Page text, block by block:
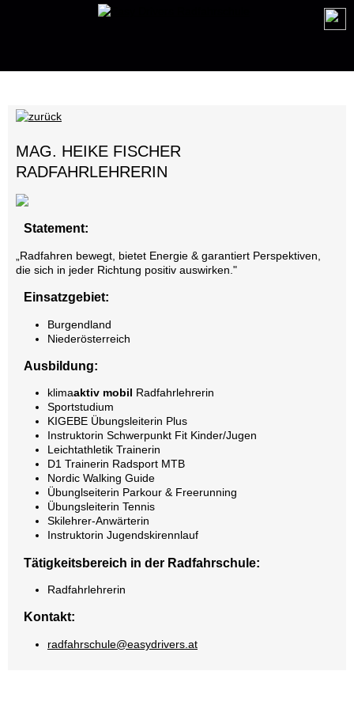
MAG. HEIKE FISCHER
RADFAHRLEHRERIN
Statement:
„Radfahren bewegt, bietet Energie & garantiert Perspektiven,
die sich in jeder Richtung positiv auswirken."
Einsatzgebiet:
Burgendland
Niederösterreich
Ausbildung:
klimaaktiv mobil Radfahrlehrerin
Sportstudium
KIGEBE Übungsleiterin Plus
Instruktorin Schwerpunkt Fit Kinder/Jugen
Leichtathletik Trainerin
D1 Trainerin Radsport MTB
Nordic Walking Guide
Übunglseiterin Parkour & Freerunning
Übungsleiterin Tennis
Skilehrer-Anwärterin
Instruktorin Jugendskirennlauf
Tätigkeitsbereich in der Radfahrschule:
Radfahrlehrerin
Kontakt:
radfahrschule@easydrivers.at